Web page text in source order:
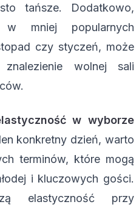
tańsze. Dodatkowo,
w mniej popularnych
czy styczeń, może
wolnej sali
w wyborze
konkretny dzień, warto
terminów, które mogą
i kluczowych gości.
elastyczność przy